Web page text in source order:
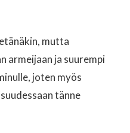
mutta
armeijaan ja suurempi
joten myös
tänne